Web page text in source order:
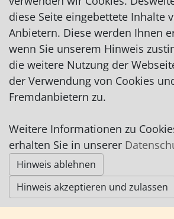
http://www.vlh.de/bst/2540/
Impressum|Datenschutz
© Worpswede24 2015-2026
diese Seite eingebettete Inhalte
Anbietern. Diese werden Ihnen
wenn Sie unserem Hinweis
die weitere Nutzung der
der Verwendung von Cookies
Fremdanbietern zu.
Weitere Informationen zu
erhalten Sie in unserer
Hinweis ablehnen
Hinweis akzeptieren und zulassen